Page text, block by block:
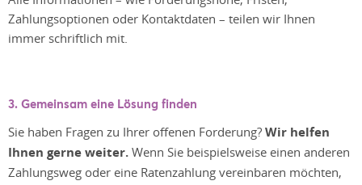
Zahlungsoptionen oder Kontaktdaten – teilen wir Ihnen
immer schriftlich mit.
3. Gemeinsam eine Lösung finden
Sie haben Fragen zu Ihrer offenen Forderung? Wir helfen
Ihnen gerne weiter. Wenn Sie beispielsweise einen anderen
Zahlungsweg oder eine Ratenzahlung vereinbaren möchten,